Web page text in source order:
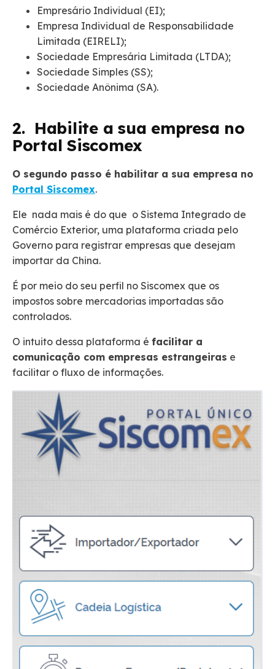
Empresário Individual (EI);
Empresa Individual de Responsabilidade
Limitada (EIRELI);
Sociedade Empresária Limitada (LTDA);
Sociedade Simples (SS);
Sociedade Anônima (SA).
2. Habilite a sua empresa no
Portal Siscomex
O segundo passo é habilitar a sua empresa no
Portal Siscomex.
Ele nada mais é do que o Sistema Integrado de
Comércio Exterior, uma plataforma criada pelo
Governo para registrar empresas que desejam
importar da China.
É por meio do seu perfil no Siscomex que os
impostos sobre mercadorias importadas são
controlados.
O intuito dessa plataforma é facilitar a
comunicação com empresas estrangeiras e
facilitar o fluxo de informações.